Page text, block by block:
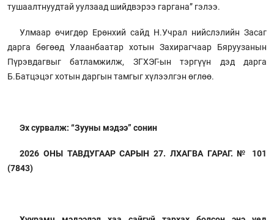
тушаалтнуудтай уулзаад шийдвэрээ гаргана” гэлээ.
Улмаар өчигдөр Ерөнхий сайд Н.Учрал нийслэлийн Засаг
дарга бөгөөд Улаанбаатар хотын Захирагчаар Бяруузанын
Пүрэвдагвыг батламжилж, ЗГХЭГ-ын тэргүүн дэд дарга
Б.Батцэцэг хотын даргын тамгыг хүлээлгэн өглөө.
Эх сурвалж: “Зууны мэдээ” сонин
2026 ОНЫ ТАВДУГААР САРЫН 27. ЛХАГВА ГАРАГ. № 101
(7843)